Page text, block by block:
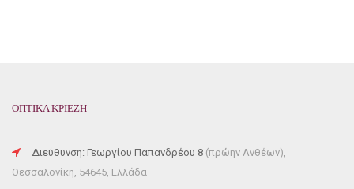
ΟΠΤΙΚΑ ΚΡΙΕΖΗ
Διεύθυνση: Γεωργίου Παπανδρέου 8 (πρώην Ανθέων),
Θεσσαλονίκη, 54645, Ελλάδα